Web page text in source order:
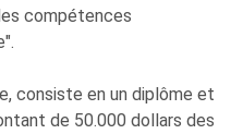
compétences
consiste en un diplôme et
de 50.000 dollars des